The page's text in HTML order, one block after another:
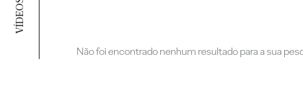
VÍDEOS
Não foi encontrado nenhum resultado para a sua